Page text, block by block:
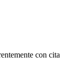
con cita